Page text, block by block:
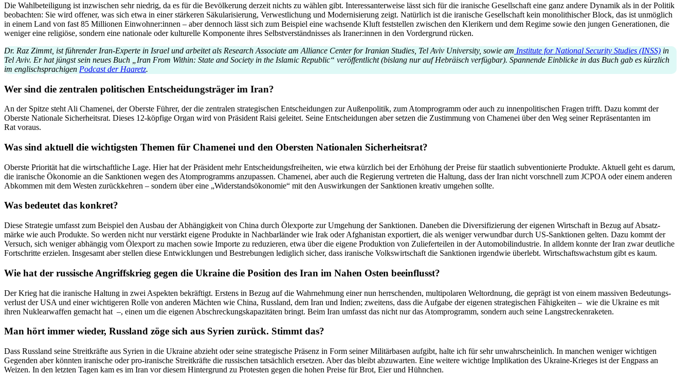
Die Wahlbe­tei­ligung ist inzwi­schen sehr niedrig, da es für die Bevöl­kerung derzeit nichts zu wählen gibt. Inter­es­san­ter­weise lässt sich für die iranische Gesell­schaft eine ganz andere Dynamik als in der Politik
beobachten: Sie wird offener, was sich etwa in einer stärkeren Säkula­ri­sierung, Verwest­li­chung und Moder­ni­sierung zeigt. Natürlich ist die iranische Gesell­schaft kein monoli­thi­scher Block, das ist unmöglich
in einem Land von fast 85 Millionen Einwohner:innen – aber dennoch lässt sich zum Beispiel eine wachsende Kluft feststellen zwischen den Klerikern und dem Regime sowie den jungen Genera­tionen, die
weniger eine religiöse, sondern eine nationale oder kultu­relle Kompo­nente ihres Selbst­ver­ständ­nisses als Iraner:innen in den Vorder­grund rücken.
Dr. Raz Zimmt, ist führender Iran-Experte in Israel und arbeitet als Research Associate am Alliance Center for Iranian Studies, Tel Aviv University, sowie am Institute for National Security Studies (INSS) in
Tel Aviv. Er hat jüngst sein neues Buch „Iran From Within: State and Society in the Islamic Republic“ veröf­fent­licht (bislang nur auf Hebräisch verfügbar). Spannende Einblicke in das Buch gab es kürzlich
im englisch­spra­chigen Podcast der Haaretz.
Wer sind die zentralen politi­schen Entschei­dungs­träger im Iran?
An der Spitze steht Ali Chamenei, der Oberste Führer, der die zentralen strate­gi­schen Entschei­dungen zur Außen­po­litik, zum Atompro­gramm oder auch zu innen­po­li­ti­schen Fragen trifft. Dazu kommt der
Oberste Nationale Sicher­heitsrat. Dieses 12-köpfige Organ wird von Präsident Raisi geleitet. Seine Entschei­dungen aber setzen die Zustimmung von Chamenei über den Weg seiner Reprä­sen­tanten im
Rat voraus.
Was sind aktuell die wichtigsten Themen für Chamenei und den Obersten Natio­nalen Sicherheitsrat?
Oberste Priorität hat die wirtschaft­liche Lage. Hier hat der Präsident mehr Entschei­dungs­frei­heiten, wie etwa kürzlich bei der Erhöhung der Preise für staatlich subven­tio­nierte Produkte. Aktuell geht es darum,
die iranische Ökonomie an die Sanktionen wegen des Atompro­gramms anzupassen. Chamenei, aber auch die Regierung vertreten die Haltung, dass der Iran nicht vorschnell zum JCPOA oder einem anderen
Abkommen mit dem Westen zurück­kehren – sondern über eine „Wider­stands­öko­nomie“ mit den Auswir­kungen der Sanktionen kreativ umgehen sollte.
Was bedeutet das konkret?
Diese Strategie umfasst zum Beispiel den Ausbau der Abhän­gigkeit von China durch Ölexporte zur Umgehung der Sanktionen. Daneben die Diver­si­fi­zierung der eigenen Wirtschaft in Bezug auf Absatz­
märke wie auch Produkte. So werden nicht nur verstärkt eigene Produkte in Nachbar­länder wie Irak oder Afgha­nistan expor­tiert, die als weniger verwundbar durch US-Sanktionen gelten. Dazu kommt der
Versuch, sich weniger abhängig vom Ölexport zu machen sowie Importe zu reduzieren, etwa über die eigene Produktion von Zulie­fer­teilen in der Automo­bil­in­dustrie. In alldem konnte der Iran zwar deutliche
Fortschritte erzielen. Insgesamt aber stellen diese Entwick­lungen und Bestre­bungen lediglich sicher, dass iranische Volks­wirt­schaft die Sanktionen irgendwie überlebt. Wirtschafts­wachstum gibt es kaum.
Wie hat der russische Angriffs­krieg gegen die Ukraine die Position des Iran im Nahen Osten beeinflusst?
Der Krieg hat die iranische Haltung in zwei Aspekten bekräftigt. Erstens in Bezug auf die Wahrnehmung einer nun herrschenden, multi­po­laren Weltordnung, die geprägt ist von einem massiven Bedeu­tungs­
verlust der USA und einer wichti­geren Rolle von anderen Mächten wie China, Russland, dem Iran und Indien; zweitens, dass die Aufgabe der eigenen strate­gi­schen Fähig­keiten – wie die Ukraine es mit
ihren Nukle­ar­waffen gemacht hat –, einen um die eigenen Abschre­ckungs­ka­pa­zi­täten bringt. Beim Iran umfasst das nicht nur das Atompro­gramm, sondern auch seine Langstreckenraketen.
Man hört immer wieder, Russland zöge sich aus Syrien zurück. Stimmt das?
Dass Russland seine Streit­kräfte aus Syrien in die Ukraine abzieht oder seine strate­gische Präsenz in Form seiner Militär­basen aufgibt, halte ich für sehr unwahr­scheinlich. In manchen weniger wichtigen
Gegenden aber könnten iranische oder pro-iranische Streit­kräfte die russi­schen tatsächlich ersetzen. Aber das bleibt abzuwarten. Eine weitere wichtige Impli­kation des Ukraine-Krieges ist der Engpass an
Weizen. In den letzten Tagen kam es im Iran vor diesem Hinter­grund zu Protesten gegen die hohen Preise für Brot, Eier und Hühnchen.